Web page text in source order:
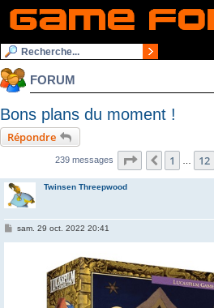
FORUM
Bons plans du moment !
Répondre
239 messages Page 16 sur 16
Précédente
1 … 12
Twinsen Threepwood
Msam. 29 oct. 2022 20:41